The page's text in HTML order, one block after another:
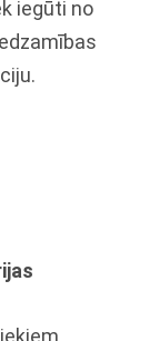
iegūti no